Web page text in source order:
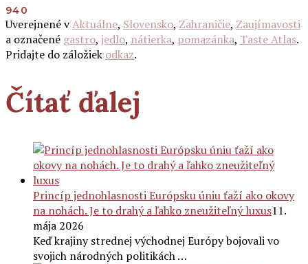
940
Uverejnené vAktuálne, Slovensko, Zahraničie, Zaujímavosti
a označené gastro, jedlo, nátierka, pomazánka, Taste Atlas.
Pridajte do záložiek odkaz.
Čítať ďalej
Princíp jednohlasnosti Európsku úniu ťaží ako okovy
na nohách. Je to drahý a ľahko zneužiteľný luxus11.
mája 2026
Keď krajiny strednej východnej Európy bojovali vo
svojich národných politikách …